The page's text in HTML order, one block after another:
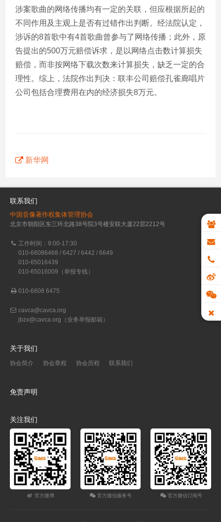
涉案歌曲的网络传播均有一定的关联，但应根据所起的
不同作用及主观上是否有过错作出判断。经法院认定，
涉诉的8首歌中有4首歌曲曾参与了网络传播；此外，原
告提出的500万元赔偿诉求，是以网络点击数计算损失
赔偿，而非按网络下载次数来计算损失，缺乏一定的合
理性。综上，法院作出判决：联丰公司赔偿孔雀廊唱片
公司包括合理费用在内的经济损失8万元。
新华网
联系我们
中国音像著作权集体管理协会
北京市朝阳区东三环北路38号院3号楼安联大厦22层2212号
工作时间：9:00-17:30
010-66086468 / 6427 / 6442 / 6649
010-65016439
010-65016009（举报专线）
010-6608 6475
cavca@cavca.org
jbzx@cavca.org （业务举报邮箱）
关于我们
协会简介 协会章程 协会历程 联系我们
免责声明
关注我们
官方微博 官方微信服务号 官方微信订阅号